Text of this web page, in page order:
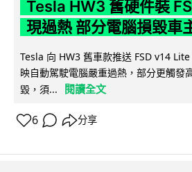
Tesla HW3 舊硬件裝
現過熱 部分電腦損毀車
Tesla 向 HW3 舊車款推送 FSD v14
映自動駕駛電腦嚴重過熱，部分更觸發
毀，須...
閱讀全文
6 分享